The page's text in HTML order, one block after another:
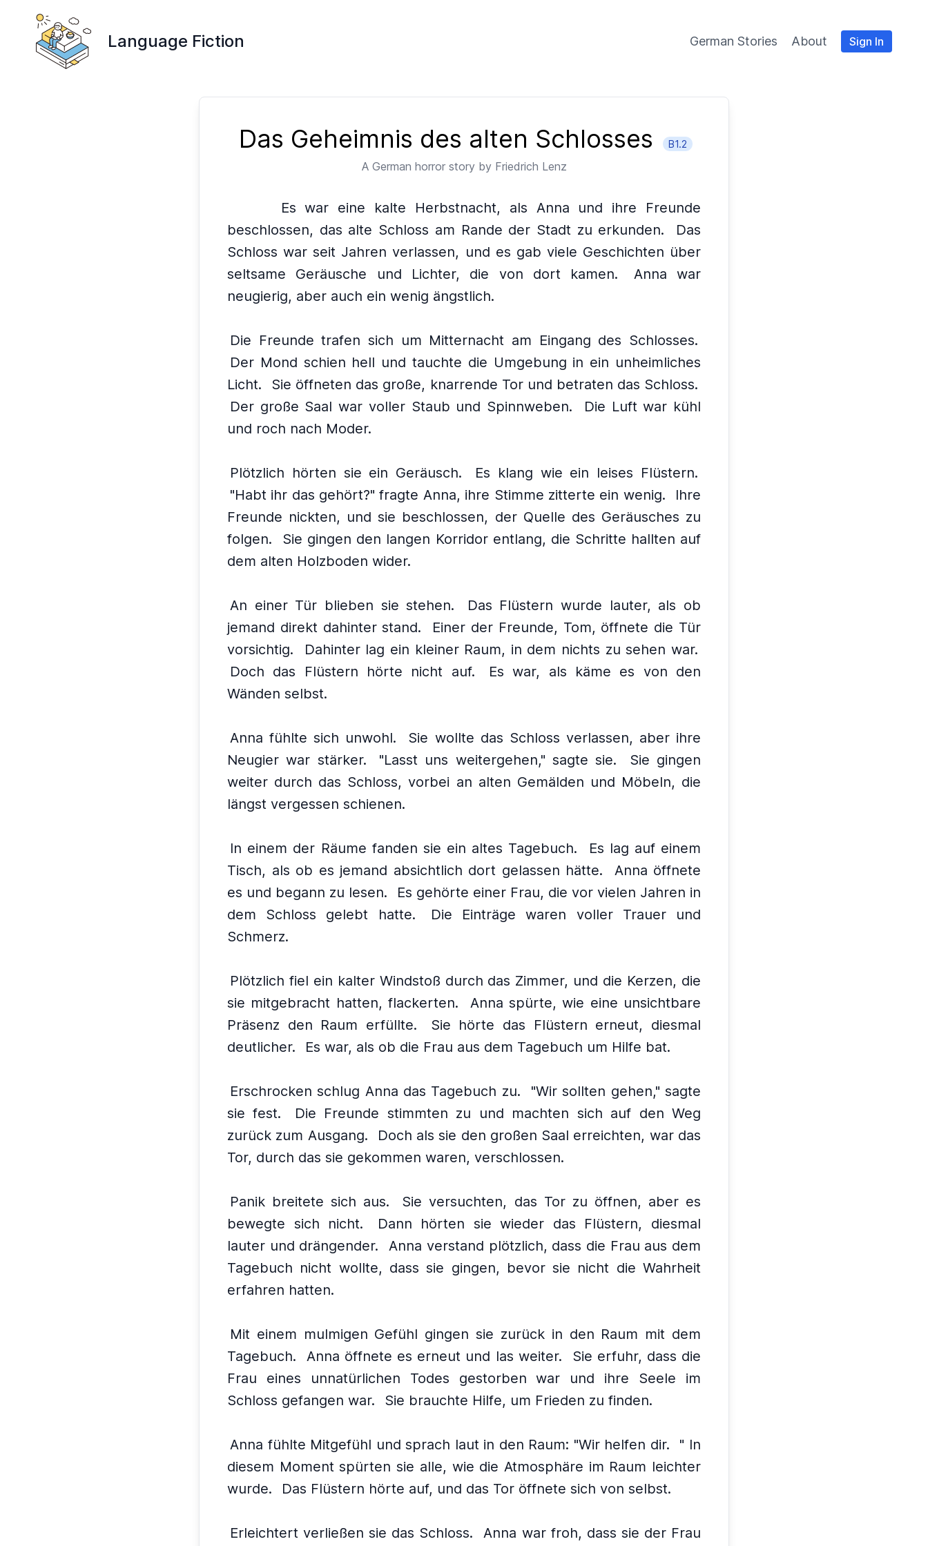
Language Fiction German Stories About Sign In
Das Geheimnis des alten Schlosses B1.2
A German horror story by Friedrich Lenz
Es war eine kalte Herbstnacht, als Anna und ihre Freunde
beschlossen, das alte Schloss am Rande der Stadt zu erkunden.
Das
Schloss war seit Jahren verlassen, und es gab viele Geschichten über
seltsame Geräusche und Lichter, die von dort kamen.
Anna war
neugierig, aber auch ein wenig ängstlich.
Die Freunde trafen sich um Mitternacht am Eingang des Schlosses.
Der Mond schien hell und tauchte die Umgebung in ein unheimliches
Licht.
Sie öffneten das große, knarrende Tor und betraten das Schloss.
Der große Saal war voller Staub und Spinnweben.
Die Luft war kühl
und roch nach Moder.
Plötzlich hörten sie ein Geräusch.
Es klang wie ein leises Flüstern.
"Habt ihr das gehört?" fragte Anna, ihre Stimme zitterte ein wenig.
Ihre
Freunde nickten, und sie beschlossen, der Quelle des Geräusches zu
folgen.
Sie gingen den langen Korridor entlang, die Schritte hallten auf
dem alten Holzboden wider.
An einer Tür blieben sie stehen.
Das Flüstern wurde lauter, als ob
jemand direkt dahinter stand.
Einer der Freunde, Tom, öffnete die Tür
vorsichtig.
Dahinter lag ein kleiner Raum, in dem nichts zu sehen war.
Doch das Flüstern hörte nicht auf.
Es war, als käme es von den
Wänden selbst.
Anna fühlte sich unwohl.
Sie wollte das Schloss verlassen, aber ihre
Neugier war stärker.
"Lasst uns weitergehen," sagte sie.
Sie gingen
weiter durch das Schloss, vorbei an alten Gemälden und Möbeln, die
längst vergessen schienen.
In einem der Räume fanden sie ein altes Tagebuch.
Es lag auf einem
Tisch, als ob es jemand absichtlich dort gelassen hätte.
Anna öffnete
es und begann zu lesen.
Es gehörte einer Frau, die vor vielen Jahren in
dem Schloss gelebt hatte.
Die Einträge waren voller Trauer und
Schmerz.
Plötzlich fiel ein kalter Windstoß durch das Zimmer, und die Kerzen, die
sie mitgebracht hatten, flackerten.
Anna spürte, wie eine unsichtbare
Präsenz den Raum erfüllte.
Sie hörte das Flüstern erneut, diesmal
deutlicher.
Es war, als ob die Frau aus dem Tagebuch um Hilfe bat.
Erschrocken schlug Anna das Tagebuch zu.
"Wir sollten gehen," sagte
sie fest.
Die Freunde stimmten zu und machten sich auf den Weg
zurück zum Ausgang.
Doch als sie den großen Saal erreichten, war das
Tor, durch das sie gekommen waren, verschlossen.
Panik breitete sich aus.
Sie versuchten, das Tor zu öffnen, aber es
bewegte sich nicht.
Dann hörten sie wieder das Flüstern, diesmal
lauter und drängender.
Anna verstand plötzlich, dass die Frau aus dem
Tagebuch nicht wollte, dass sie gingen, bevor sie nicht die Wahrheit
erfahren hatten.
Mit einem mulmigen Gefühl gingen sie zurück in den Raum mit dem
Tagebuch.
Anna öffnete es erneut und las weiter.
Sie erfuhr, dass die
Frau eines unnatürlichen Todes gestorben war und ihre Seele im
Schloss gefangen war.
Sie brauchte Hilfe, um Frieden zu finden.
Anna fühlte Mitgefühl und sprach laut in den Raum: "Wir helfen dir.
" In
diesem Moment spürten sie alle, wie die Atmosphäre im Raum leichter
wurde.
Das Flüstern hörte auf, und das Tor öffnete sich von selbst.
Erleichtert verließen sie das Schloss. Anna war froh, dass sie der Frau